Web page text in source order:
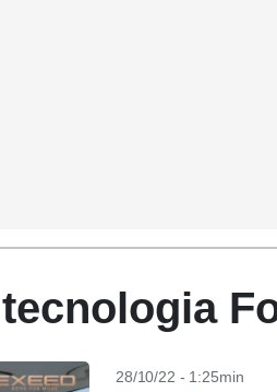
28/10/22 - 1:25min